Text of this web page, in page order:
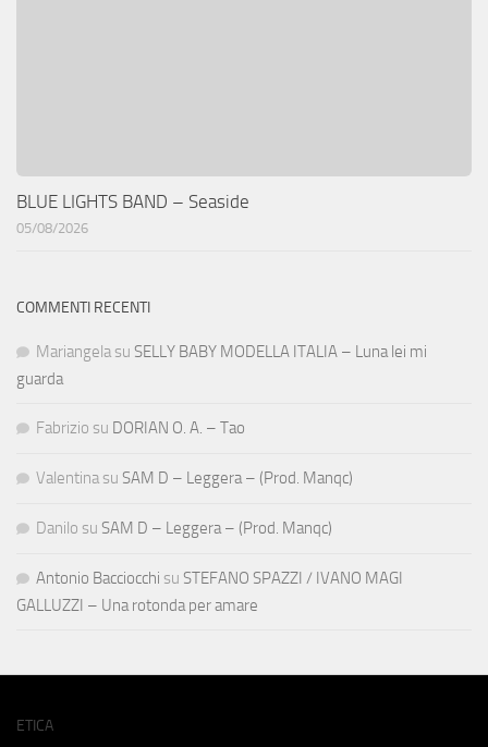
BLUE LIGHTS BAND – Seaside
05/08/2026
COMMENTI RECENTI
Mariangela su SELLY BABY MODELLA ITALIA – Luna lei mi
guarda
Fabrizio su DORIAN O. A. – Tao
Valentina su SAM D – Leggera – (Prod. Manqc)
Danilo su SAM D – Leggera – (Prod. Manqc)
Antonio Bacciocchi su STEFANO SPAZZI / IVANO MAGI
GALLUZZI – Una rotonda per amare
ETICA